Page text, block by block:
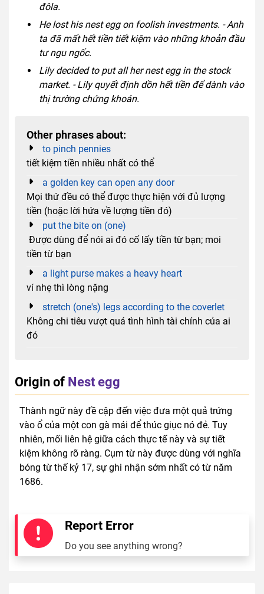
đôla.
He lost his nest egg on foolish investments. - Anh
ta đã mất hết tiền tiết kiệm vào những khoản đầu
tư ngu ngốc.
Lily decided to put all her nest egg in the stock
market. - Lily quyết định dồn hết tiền để dành vào
thị trường chứng khoán.
Other phrases about:
to pinch pennies
tiết kiệm tiền nhiều nhất có thể
a golden key can open any door
Mọi thứ đều có thể được thực hiện với đủ lượng
tiền (hoặc lời hứa về lượng tiền đó)
put the bite on (one)
Được dùng để nói ai đó cố lấy tiền từ bạn; moi
tiền từ bạn
a light purse makes a heavy heart
ví nhẹ thì lòng nặng
stretch (one's) legs according to the coverlet
Không chi tiêu vượt quá tình hình tài chính của ai
đó
Origin of Nest egg
Thành ngữ này đề cập đến việc đưa một quả trứng
vào ổ của một con gà mái để thúc giục nó đẻ. Tuy
nhiên, mối liên hệ giữa cách thực tế này và sự tiết
kiệm không rõ ràng. Cụm từ này được dùng với nghĩa
bóng từ thế kỷ 17, sự ghi nhận sớm nhất có từ năm
1686.
Report Error
Do you see anything wrong?